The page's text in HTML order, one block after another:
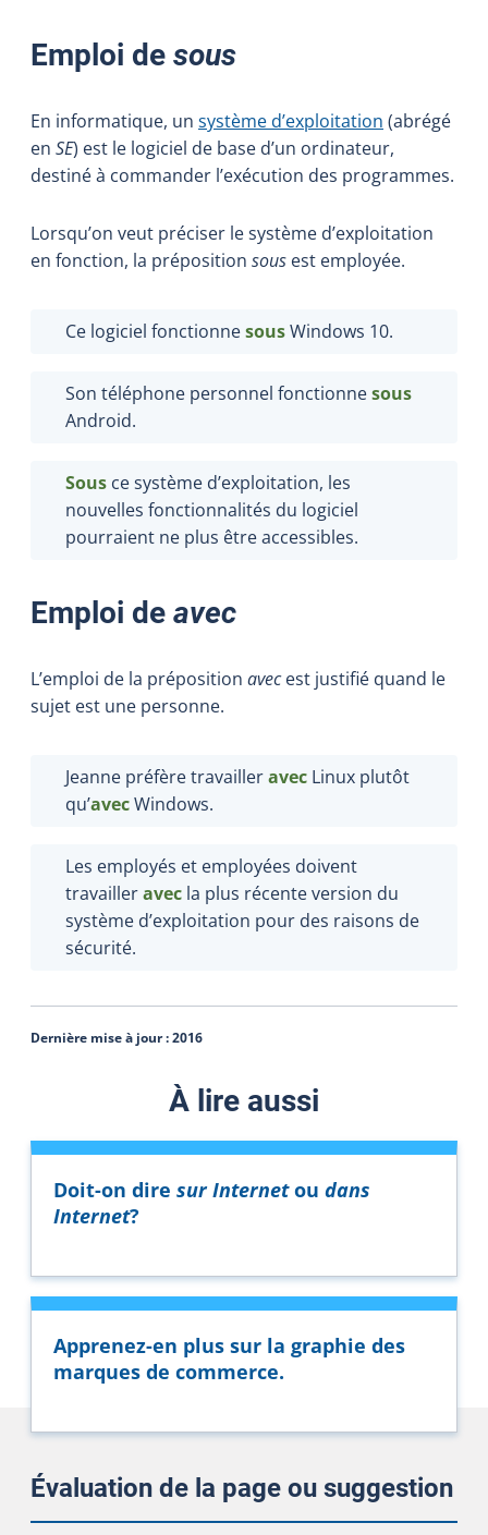
Emploi de sous
En informatique, un système d’exploitation (abrégé
en SE) est le logiciel de base d’un ordinateur,
destiné à commander l’exécution des programmes.
Lorsqu’on veut préciser le système d’exploitation
en fonction, la préposition sous est employée.
Ce logiciel fonctionnesousWindows 10.
Son téléphone personnel fonctionnesous
Android.
Sous ce système d’exploitation, les
nouvelles fonctionnalités du logiciel
pourraient ne plus être accessibles.
Emploi de avec
L’emploi de la préposition avecest justifié quand le
sujet est une personne.
Jeanne préfère travailleravec Linux plutôt
qu’avecWindows.
Les employés et employées doivent
travailleravec la plus récente version du
système d’exploitation pour des raisons de
sécurité.
Dernière mise à jour :2016
À lire aussi
Doit-on dire sur Internetou dans
Internet?
Apprenez-en plus sur la graphie des
marques de commerce.
Évaluation de la page ou suggestion